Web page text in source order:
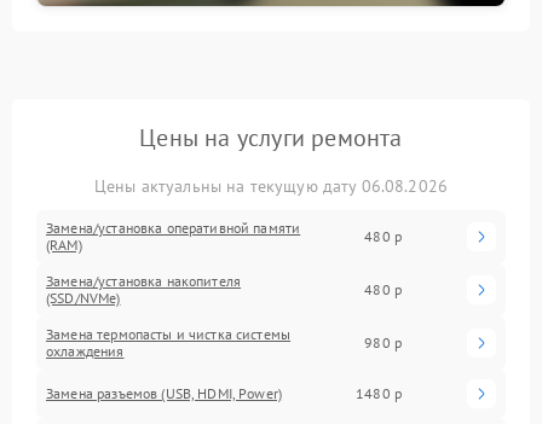
Цены на услуги ремонта
Цены актуальны на текущую дату 06.08.2026
Замена/установка оперативной памяти
(RAM)
480 р
Замена/установка накопителя
(SSD/NVMe)
480 р
Замена термопасты и чистка системы
охлаждения
980 р
Замена разъемов (USB, HDMI, Power) 1480 р